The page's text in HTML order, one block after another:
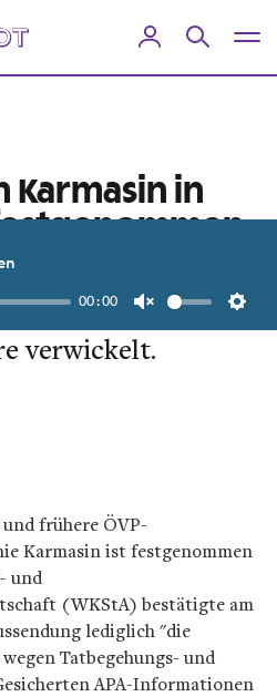
00:00
Unmute
Karmasin in
verwickelt.
frühere ÖVP-
Karmasin ist festgenommen
und
(WKStA) bestätigte am
lediglich "die
Tatbegehungs- und
APA-Informationen